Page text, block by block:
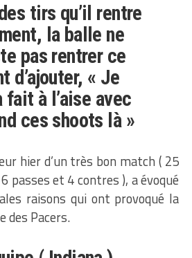
tirs qu’il rentre
la balle ne
pas rentrer ce
d’ajouter, « Je
à l’aise avec
ces shoots là »
hier d’un très bon match ( 25
passes et 4 contres ), a évoqué
raisons qui ont provoqué la
des Pacers.